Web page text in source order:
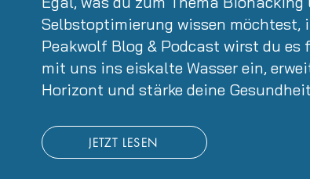
Selbstoptimierung wissen möchtest,
Peakwolf Blog & Podcast wirst du es
mit uns ins eiskalte Wasser ein,
Horizont und stärke deine
JETZT LESEN